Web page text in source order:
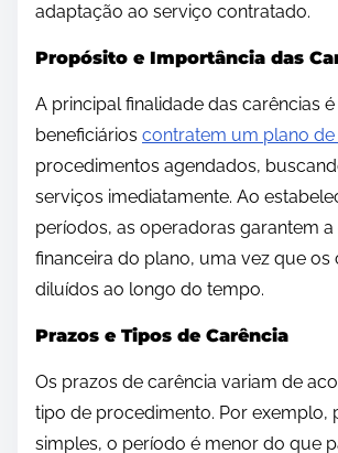
adaptação ao serviço contratado.
Propósito e Importância das
A principal finalidade das carências
beneficiários contratem um plano
procedimentos agendados,
serviços imediatamente. Ao
períodos, as operadoras garantem
financeira do plano, uma vez que os
diluídos ao longo do tempo.
Prazos e Tipos de Carência
Os prazos de carência variam de
tipo de procedimento. Por exemplo,
simples, o período é menor do que